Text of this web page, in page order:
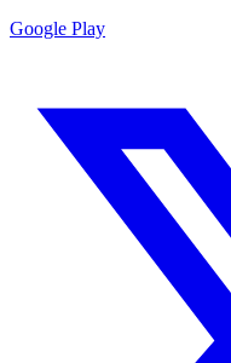
Google Play